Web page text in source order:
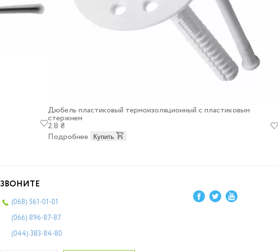
Дюбель пластиковый термоизоляционный с пластиковым
стержнем
2.8 ₴
Подробнее
Купить
ЗВОНИТЕ
(068) 561-01-01
(066) 896-87-87
(044) 383-84-80